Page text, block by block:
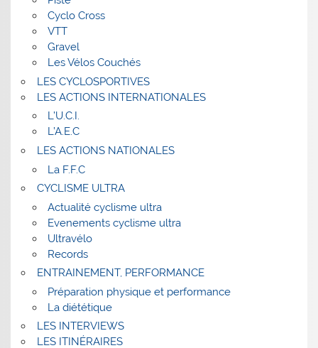
Cyclo Cross
VTT
Gravel
Les Vélos Couchés
LES CYCLOSPORTIVES
LES ACTIONS INTERNATIONALES
L’U.C.I.
L’A.E.C
LES ACTIONS NATIONALES
La F.F.C
CYCLISME ULTRA
Actualité cyclisme ultra
Evenements cyclisme ultra
Ultravélo
Records
ENTRAINEMENT, PERFORMANCE
Préparation physique et performance
La diététique
LES INTERVIEWS
LES ITINÉRAIRES